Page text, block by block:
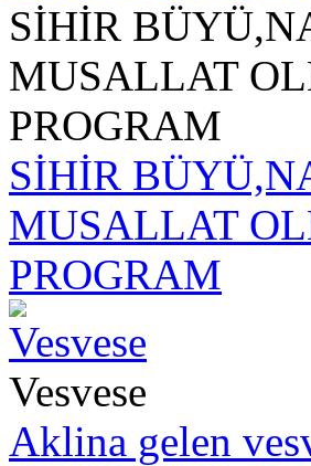
SİHİR
MUSALLAT
PROGRAM
SİHİR
MUSALLAT
PROGRAM
Vesvese
Aklina gelen